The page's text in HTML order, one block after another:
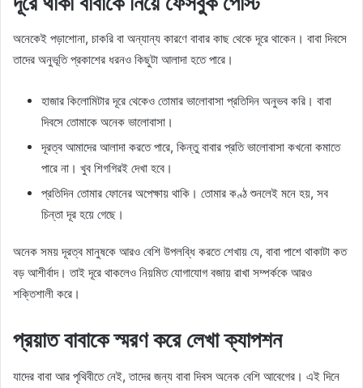
অনেকেই পড়াশোনা, চাকরি বা অন্যান্য কারণে বাবার কাছ থেকে দূরে থাকেন। বাবা দিবসে
তাদের অনুভূতি প্রকাশের ধরনও কিছুটা আলাদা হতে পারে।
হাজার কিলোমিটার দূরে থেকেও তোমার ভালোবাসা প্রতিদিন অনুভব করি। বাবা
দিবসে তোমাকে অনেক ভালোবাসা।
দূরত্ব আমাদের আলাদা করতে পারে, কিন্তু বাবার প্রতি ভালোবাসা কখনো কমাতে
পারে না। খুব শিগগিরই দেখা হবে।
প্রতিদিন তোমার ফোনের অপেক্ষায় থাকি। তোমার কণ্ঠ শুনলেই মনে হয়, সব
চিন্তা দূর হয়ে গেছে।
অনেক সময় দূরত্ব মানুষকে আরও বেশি উপলব্ধি করতে শেখায় যে, বাবা পাশে থাকাটা কত
বড় আশীর্বাদ। তাই দূরে থাকলেও নিয়মিত যোগাযোগ বজায় রাখা সম্পর্ককে আরও
শক্তিশালী করে।
প্রয়াত বাবাকে স্মরণ করে লেখা ক্যাপশন
যাদের বাবা আর পৃথিবীতে নেই, তাদের জন্য বাবা দিবস অনেক বেশি আবেগের। এই দিনে